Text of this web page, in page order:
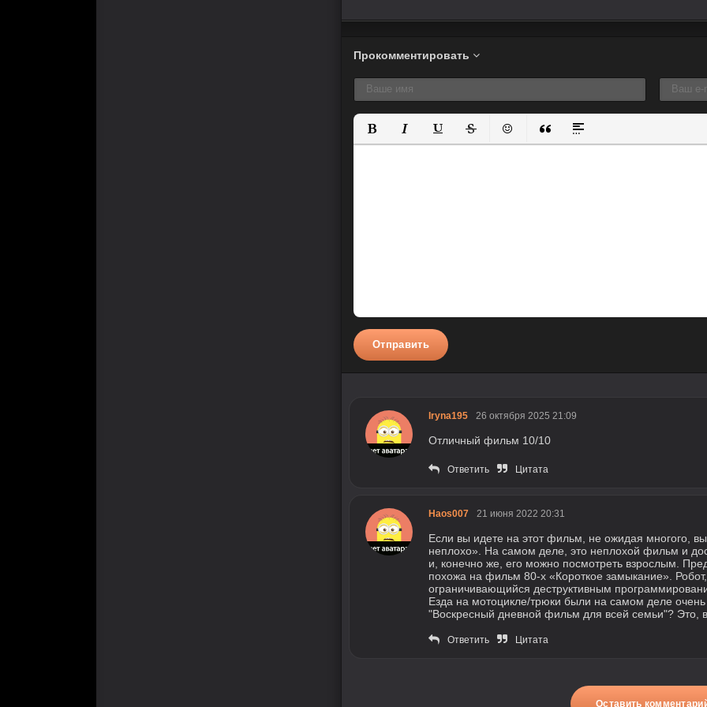
Прокомментировать
Полужирный
КурсивПодчеркнутый
ЗачеркнутыйВставить смайлик
Вставка цитаты
Вставка спойлера
Отправить
Iryna195 26 октября 2025 21:09
Отличный фильм 10/10
Ответить Цитата
Haos007 21 июня 2022 20:31
Если вы идете на этот фильм, не ожидая многого,
неплохо». На самом деле, это неплохой фильм и
и, конечно же, его можно посмотреть взрослым.
похожа на фильм 80-х «Короткое замыкание».
ограничивающийся деструктивным
Езда на мотоцикле/трюки были на самом деле
"Воскресный дневной фильм для всей семьи"? Это,
Ответить Цитата
Оставить